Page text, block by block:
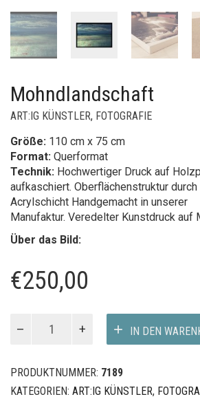
Mohndlandschaft
ART:IG KÜNSTLER, FOTOGRAFIE
Größe: 110 cm x 75 cm
Format: Querformat
Technik: Hochwertiger Druck auf
aufkaschiert. Oberflächenstruktur durch
Acrylschicht Handgemacht in unserer
Manufaktur. Veredelter Kunstdruck auf
Über das Bild:
€250,00
IN DEN
PRODUKTNUMMER: 7189
KATEGORIEN: ART:IG KÜNSTLER,